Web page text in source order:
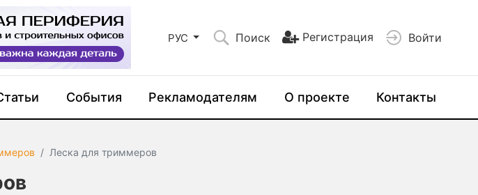
РУС Поиск Регистрация Войти
События Рекламодателям О проекте Контакты
Леска для триммеров